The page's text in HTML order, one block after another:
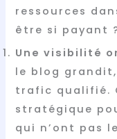
ressources
être si payant
Une visibilité
le blog
trafic qualifié.
stratégique
qui n’ont pas